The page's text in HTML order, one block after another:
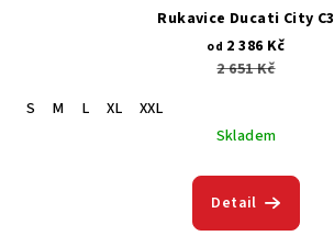
Rukavice Ducati City C3
od 2 386 Kč
2 651 Kč
S
M L XL
XXL
Skladem
Detail